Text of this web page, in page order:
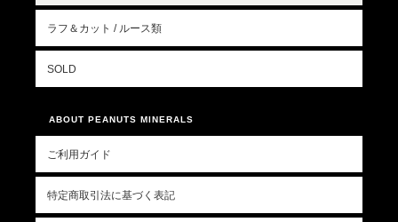
ラフ＆カット / ルース類
SOLD
ABOUT PEANUTS MINERALS
ご利用ガイド
特定商取引法に基づく表記